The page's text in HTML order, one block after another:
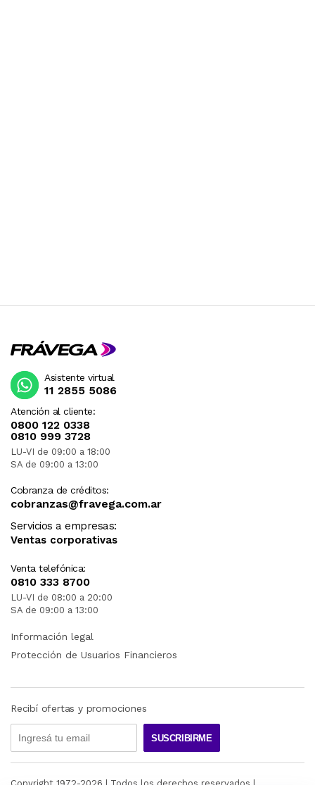
Atención al cliente:
0800 122 0338
0810 999 3728
LU-VI de 09:00 a 18:00
SA de 09:00 a 13:00
Cobranza de créditos:
cobranzas@fravega.com.ar
Servicios a empresas:
Ventas corporativas
Venta telefónica:
0810 333 8700
LU-VI de 08:00 a 20:00
SA de 09:00 a 13:00
Asistente virtual
11 2855 5086
Información legal
Protección de Usuarios Financieros
Recibí ofertas y promociones
SUSCRIBIRME